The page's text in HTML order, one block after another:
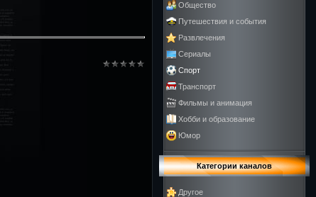
Общество
Путешествия и события
Развлечения
Сериалы
Спорт
Транспорт
Фильмы и анимация
Хобби и образование
Юмор
Категории каналов
Другое